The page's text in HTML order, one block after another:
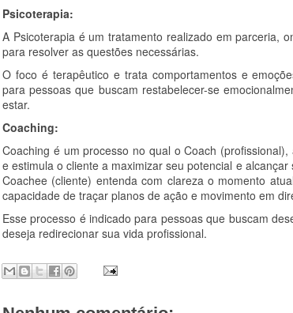
Psicoterapia:
A Psicoterapia é um tratamento realizado em parceria,
para resolver as questões necessárias.
O foco é terapêutico e trata comportamentos e
para pessoas que buscam restabelecer-se
estar.
Coaching:
Coaching é um processo no qual o Coach
e estimula o cliente a maximizar seu potencial e
Coachee (cliente) entenda com clareza o momento
capacidade de traçar planos de ação e movimento em
Esse processo é indicado para pessoas que buscam
deseja redirecionar sua vida profissional.